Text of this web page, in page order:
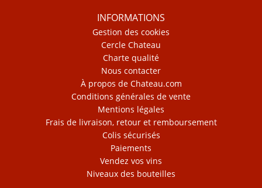
INFORMATIONS
Gestion des cookies
Cercle Chateau
Charte qualité
Nous contacter
À propos de Chateau.com
Conditions générales de vente
Mentions légales
Frais de livraison, retour et remboursement
Colis sécurisés
Paiements
Vendez vos vins
Niveaux des bouteilles